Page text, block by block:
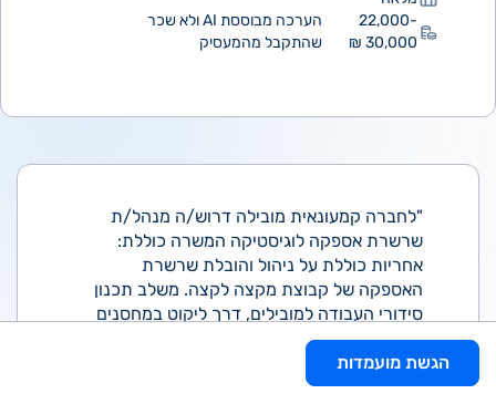
22,000-
30,000 ₪
הערכה מבוססת AI ולא שכר
שהתקבל מהמעסיק
"לחברה קמעונאית מובילה דרוש/ה מנהל/ת
שרשרת אספקה לוגיסטיקה המשרה כוללת:
אחריות כוללת על ניהול והובלת שרשרת
האספקה של קבוצת מקצה לקצה. משלב תכנון
סידורי העבודה למובילים, דרך ליקוט במחסנים
ועד אספקה ללקוחות ולסניפים.
התפקיד מהווה צומת קריטית בפעילות העסקית,
כאשר כל עיכוב, חוסר סנכרון או כשל תפעולי יוצר
הגשת מועמדות